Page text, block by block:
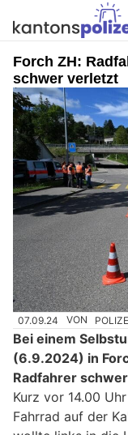
Forch ZH:
schwer verletzt
07.09.24 VON
Bei einem
(6.9.2024) in
Radfahrer
Kurz vor 14.00
Fahrrad auf der